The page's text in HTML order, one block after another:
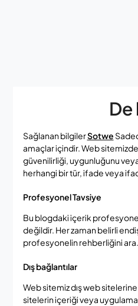
De
Sağlanan bilgilerSotwe
amaçlar içindir. Web
güvenilirliği, uygunluğunu
herhangi bir tür, ifade veya
Profesyonel Tavsiye
Bu blogdaki içerik
değildir. Her zaman belirli
profesyonelin rehberliğini ara.
Dış bağlantılar
Web sitemiz dış web
sitelerin içeriği veya